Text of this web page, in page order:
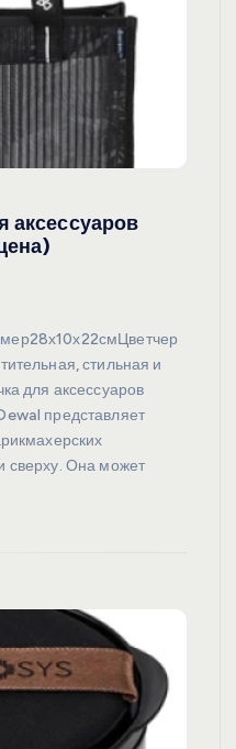
аксессуаров
стильная и
для аксессуаров
представляет
сверху. Она может